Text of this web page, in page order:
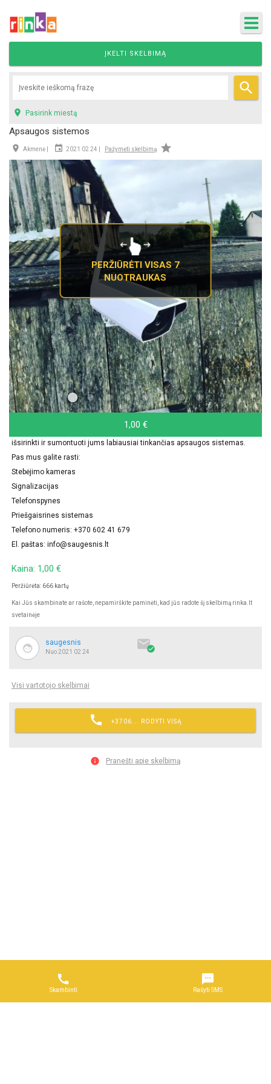
ĮKELTI SKELBIMĄ

 Pasirink miestą
Apsaugos sistemos
Akmenė | 2021 02 24 | Pažymėti skelbimą 
1,00 €
PERŽIŪRĖTI VISAS 7
NUOTRAUKAS
Domitės apsaugos sistemomis? Užsukite į www.saugesnis.lt. Padėsime
išsirinkti ir sumontuoti jums labiausiai tinkančias apsaugos sistemas.
Pas mus galite rasti:
Stebėjimo kameras
Signalizacijas
Telefonspynes
Priešgaisrines sistemas
Telefono numeris: +370 602 41 679
El. paštas: info@saugesnis.lt
Kaina: 1,00 €
Peržiūrėta: 666 kartų
Kai Jūs skambinate ar rašote, nepamirškite paminėti, kad jūs radote šį skelbimą rinka.lt
svetainėje
saugesnis
Nuo 2021 02 24

Visi vartotojo skelbimai
 +3706... RODYTI VISĄ
 Pranešti apie skelbimą

Skambinti

Rašyti SMS